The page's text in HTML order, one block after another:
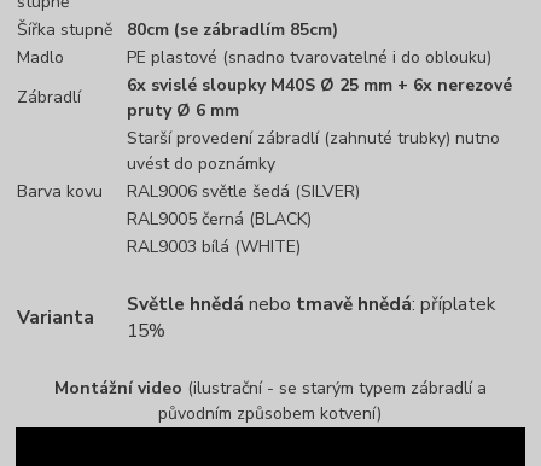
Šířka stupně
80cm (se zábradlím 85cm)
Madlo
PE plastové (snadno tvarovatelné i do oblouku)
Zábradlí
6x svislé sloupky M40S Ø 25 mm + 6x nerezové
pruty Ø 6 mm
Starší provedení zábradlí (zahnuté trubky) nutno
uvést do poznámky
Barva kovu
RAL9006 světle šedá (SILVER)
RAL9005 černá (BLACK)
RAL9003 bílá (WHITE)
Varianta
Světle hnědá nebo tmavě hnědá: příplatek
15%
Montážní video (ilustrační - se starým typem zábradlí a
původním způsobem kotvení)